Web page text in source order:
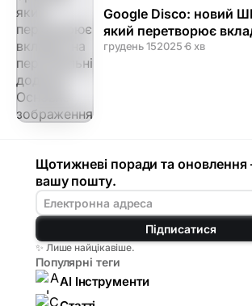
Google Disco: новий
який перетворює
персональні додатки
грудень 152025·6 хв
Щотижневі поради та
вашу пошту.
Підписатися
✨ Лише найцікавіше.
Популярні теги
AI Інструменти